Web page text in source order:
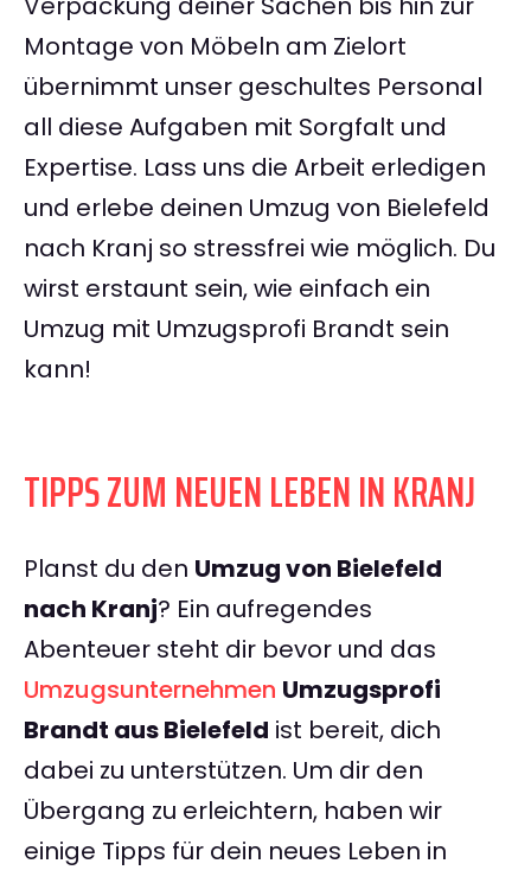
Montage von Möbeln am Zielort
übernimmt unser geschultes Personal
all diese Aufgaben mit Sorgfalt und
Expertise. Lass uns die Arbeit erledigen
und erlebe deinen Umzug von Bielefeld
nach Kranj so stressfrei wie möglich. Du
wirst erstaunt sein, wie einfach ein
Umzug mit Umzugsprofi Brandt sein
kann!
TIPPS ZUM NEUEN LEBEN IN KRANJ
Planst du den Umzug von Bielefeld
nach Kranj? Ein aufregendes
Abenteuer steht dir bevor und das
Umzugsunternehmen Umzugsprofi
Brandt aus Bielefeld ist bereit, dich
dabei zu unterstützen. Um dir den
Übergang zu erleichtern, haben wir
einige Tipps für dein neues Leben in